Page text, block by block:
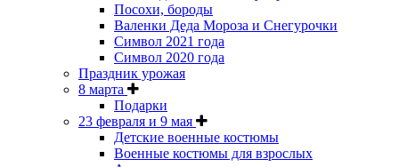
Посохи, бороды
Валенки Деда Мороза и Снегурочки
Символ 2021 года
Символ 2020 года
Праздник урожая
8 марта
Подарки
23 февраля и 9 мая
Детские военные костюмы
Военные костюмы для взрослых